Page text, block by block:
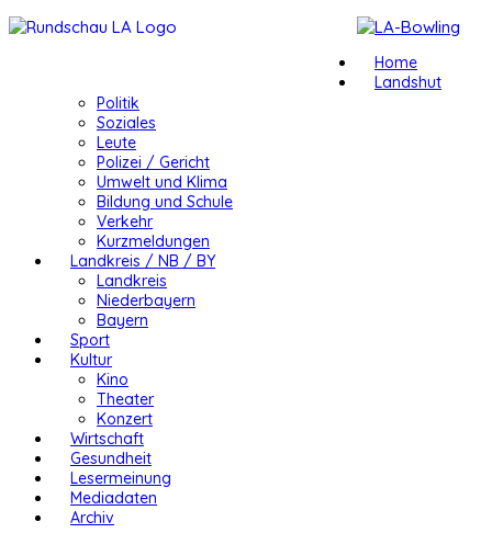
Home
Landshut
Politik
Soziales
Leute
Polizei / Gericht
Umwelt und Klima
Bildung und Schule
Verkehr
Kurzmeldungen
Landkreis / NB / BY
Landkreis
Niederbayern
Bayern
Sport
Kultur
Kino
Theater
Konzert
Wirtschaft
Gesundheit
Lesermeinung
Mediadaten
Archiv